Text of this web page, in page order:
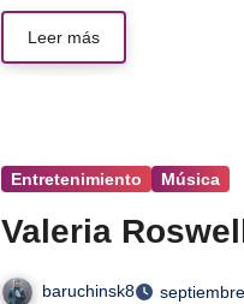
Leer más
Entretenimiento Música
Valeria Roswell
baruchinsk8